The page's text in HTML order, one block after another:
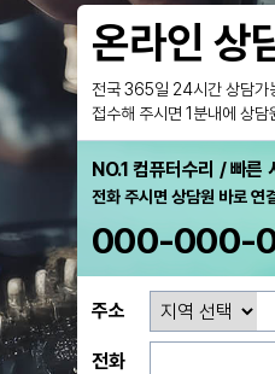
온라인 상
전국 365일 24시간 상담가
접수해 주시면 1분내에 상
NO.1 컴퓨터수리 / 빠른
전화 주시면 상담원 바로 연
000-000-
주소
전화